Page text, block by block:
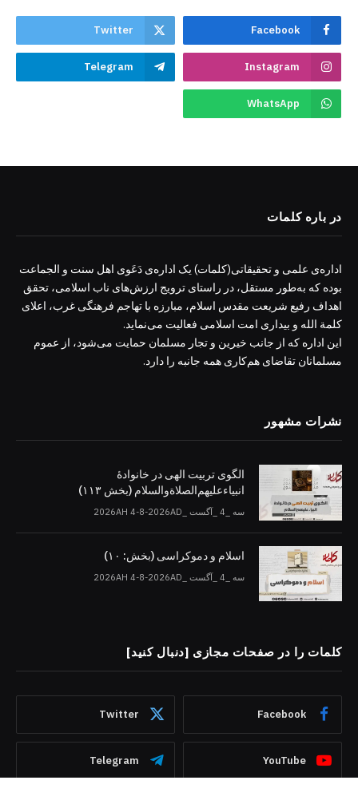
Facebook
Twitter
Instagram
Telegram
WhatsApp
در باره کلمات
اداره‌ی علمی و تحقیقاتی(کلمات) یک اداره‌ی دَعَوی اهل سنت و الجماعت
بوده که به‌طور مستقل، در راستای ترویج ارزش‌های ناب اسلامی، تحقق
اهداف رفیع شریعت مقدس اسلام، مبارزه با تهاجم فرهنگی غرب، اعلای
کلمة الله و بیداری امت اسلامی فعالیت می‌نماید.
این اداره که از جانب خیرین و تجار مسلمان حمایت می‌شود، از عموم
مسلمانان تقاضای هم‌کاری همه جانبه را دارد.
نشرات مشهور
الگوی تربیت الهی در خانوادۀ
انبیاءعلیهم‌الصلاةو‌السلام (بخش ۱۱۳)
سه _4 _آگست _2026AH 4-8-2026AD
اسلام و دموکراسی (بخش: ۱۰)
سه _4 _آگست _2026AH 4-8-2026AD
کلمات را در صفحات مجازی [دنبال کنید]
Facebook
Twitter
YouTube
Telegram